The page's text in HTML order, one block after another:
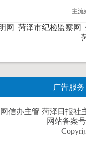
主流
网 菏泽市纪检监察网
广告服务
信办主管 菏泽日报社
网站备案